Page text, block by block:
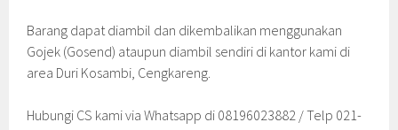
Barang dapat diambil dan dikembalikan menggunakan
Gojek (Gosend) ataupun diambil sendiri di kantor kami di
area Duri Kosambi, Cengkareng.
Hubungi CS kami via Whatsapp di 08196023882 / Telp 021-